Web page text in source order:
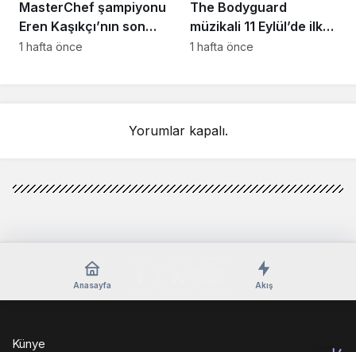
MasterChef şampiyonu
Eren Kaşıkçı’nın son
anlarındaki kahreden
1 hafta önce
The Bodyguard
müzikali 11 Eylül’de ilk
kez Türkiye’de
1 hafta önce
Yorumlar kapalı.
Anasayfa Akış
Künye